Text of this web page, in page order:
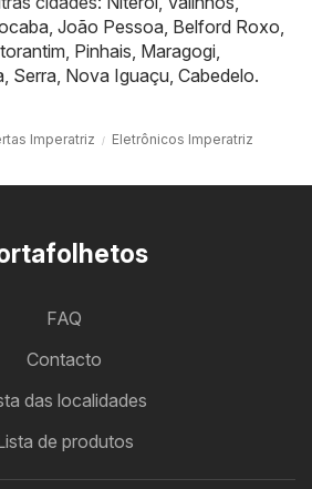
, João Pessoa, Belford Roxo,
, Pinhais, Maragogi,
, Serra, Nova Iguaçu, Cabedelo.
Imperatriz Eletrônicos Imperatriz
FAQ
Contacto
das localidades
de produtos